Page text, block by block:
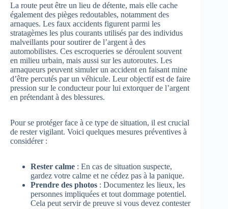
La route peut être un lieu de détente, mais elle cache
également des pièges redoutables, notamment des
arnaques. Les faux accidents figurent parmi les
stratagèmes les plus courants utilisés par des individus
malveillants pour soutirer de l’argent à des
automobilistes. Ces escroqueries se déroulent souvent
en milieu urbain, mais aussi sur les autoroutes. Les
arnaqueurs peuvent simuler un accident en faisant mine
d’être percutés par un véhicule. Leur objectif est de faire
pression sur le conducteur pour lui extorquer de l’argent
en prétendant à des blessures.
Pour se protéger face à ce type de situation, il est crucial
de rester vigilant. Voici quelques mesures préventives à
considérer :
Rester calme : En cas de situation suspecte,
gardez votre calme et ne cédez pas à la panique.
Prendre des photos : Documentez les lieux, les
personnes impliquées et tout dommage potentiel.
Cela peut servir de preuve si vous devez contester